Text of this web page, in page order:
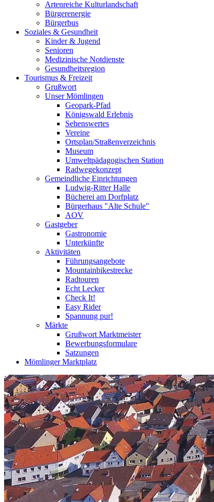
Artenreiche Kulturlandschaft
Bürgerenergie
Bürgerbus
Soziales & Gesundheit
Kinder & Jugend
Senioren
Medizinische Notdienste
Gesundheitsregion
Tourismus & Freizeit
Grußwort
Unser Mömlingen
Geopark-Pfad
Königswald Erlebnis
Sehenswertes
Vereine
Ortsplan/Straßenverzeichnis
Museum
Umweltpädagogischen Station
Radwegekonzept
Gemeindliche Einrichtungen
Ludwig-Ritter Halle
Bücherei am Dorfplatz
Bürgerhaus "Alte Schule"
AOV
Gastgeber
Gastronomie
Unterkünfte
Aktivitäten
Führungsangebote
Mountainbikestrecke
Radtouren
Echt Lecker
Check It!
Easy Rider
Spannung pur!
Märkte
Grußwort Marktmeister
Bewerbungsformulare
Satzungen
Mömlinger Marktplatz